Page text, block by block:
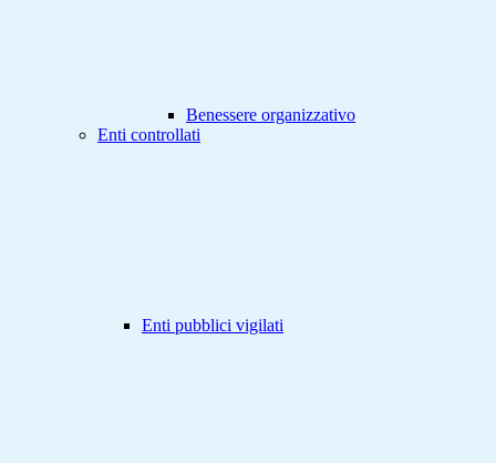
Benessere organizzativo
Enti controllati
Enti pubblici vigilati